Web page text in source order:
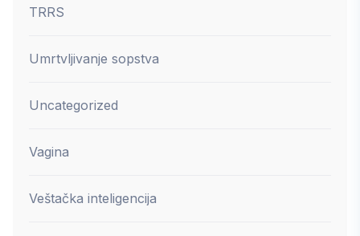
TRRS
Umrtvljivanje sopstva
Uncategorized
Vagina
Veštačka inteligencija